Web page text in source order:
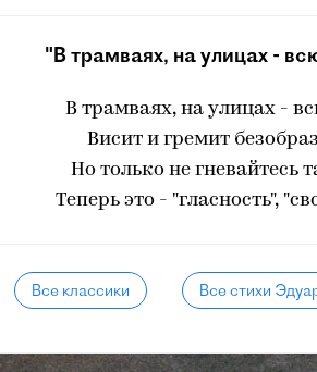
"В трамваях, на улицах -
В трамваях, на улицах -
Висит и гремит
Но только не гневайтесь
Теперь это - "гласность",
Все классики Все стихи